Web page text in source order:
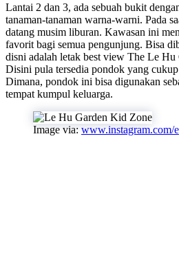
Lantai 2 dan 3, ada sebuah bukit
tanaman-tanaman warna-warni. Pada
datang musim liburan. Kawasan ini
favorit bagi semua pengunjung. Bisa
disni adalah letak best view The Le Hu
Disini pula tersedia pondok yang cukup
Dimana, pondok ini bisa digunakan
tempat kumpul keluarga.
Image via: www.instagram.com/